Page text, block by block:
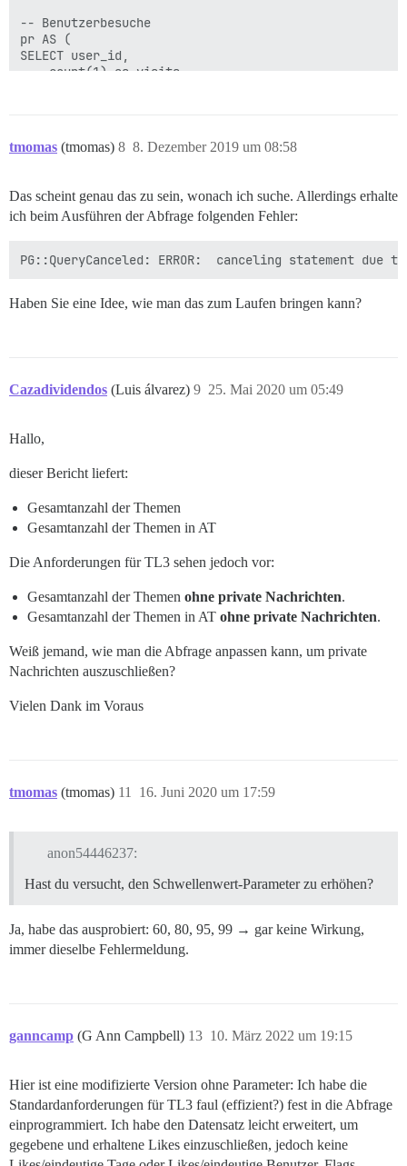
-- Benutzerbesuche
pr AS (
SELECT user_id,
    count(1) as visits
GROUP BY user_id
-- Beantwortete Themen
SELECT user_id,
    COUNT(distinct topic_id) AS topic_id
WHERE created_at > t.start
-- Gesehene Themen
tva AS (
    COUNT(distinct topic_id) AS topic_id
FROM topic_views, t
WHERE viewed_at > t.start
    AND viewed_at < t.end
),
tvat AS (
    COUNT(distinct topic_id) AS topic_id
FROM topic_views
),
-- Gelesene Beiträge
SELECT user_id,
GROUP BY user_id
prat AS (
    SUM(posts_read) AS posts_read
GROUP BY user_id
),
FROM users
SELECT pr.user_id,
    -- tl.trust_level AS "Vertrauensstufe",
    coalesce(pr.visits,0) AS "Besuche",
coalesce(trt.topic_id,0) AS "Beantwortete
    coalesce(tva.topic_id,0) AS "Gesehene Themen",
tmomas (tmomas) 8. Dezember 2019 um 08:58
8
Das scheint genau das zu sein, wonach ich suche. Allerdings erhalte
ich beim Ausführen der Abfrage folgenden Fehler:
Haben Sie eine Idee, wie man das zum Laufen bringen kann?
Cazadividendos (Luis álvarez) 25. Mai 2020 um 05:49
9
Hallo,
dieser Bericht liefert:
Gesamtanzahl der Themen
Gesamtanzahl der Themen in AT
Die Anforderungen für TL3 sehen jedoch vor:
Gesamtanzahl der Themen ohne private Nachrichten.
Gesamtanzahl der Themen in AT ohne private Nachrichten.
Weiß jemand, wie man die Abfrage anpassen kann, um private
Nachrichten auszuschließen?
Vielen Dank im Voraus
tmomas (tmomas) 16. Juni 2020 um 17:59
11
anon54446237:
Hast du versucht, den Schwellenwert-Parameter zu erhöhen?
Ja, habe das ausprobiert: 60, 80, 95, 99 → gar keine Wirkung,
immer dieselbe Fehlermeldung.
ganncamp (G Ann Campbell) 10. März 2022 um 19:15
13
Hier ist eine modifizierte Version ohne Parameter: Ich habe die
Standardanforderungen für TL3 faul (effizient?) fest in die Abfrage
einprogrammiert. Ich habe den Datensatz leicht erweitert, um
gegebene und erhaltene Likes einzuschließen, jedoch keine